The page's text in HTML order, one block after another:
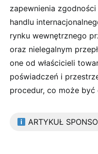
zapewnienia
handlu
rynku wewnętrznego
oraz nielegalnym
one od właścicieli
poświadczeń i
procedur, co może być
ARTYKUŁ